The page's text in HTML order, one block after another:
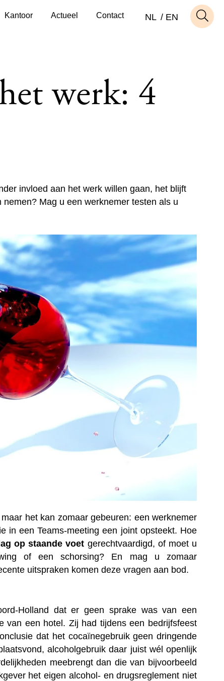
NL EN
Kantoor Actueel Contact
werk: 4
invloed aan het werk willen gaan, het blijft
Mag u een werknemer testen als u
het kan zomaar gebeuren: een werknemer
in een Teams-meeting een joint opsteekt. Hoe
op staande voet gerechtvaardigd, of moet u
of een schorsing? En mag u zomaar
uitspraken komen deze vragen aan bod.
Holland dat er geen sprake was van een
van een hotel. Zij had tijdens een bedrijfsfeest
dat het cocaïnegebruik geen dringende
alcoholgebruik daar juist wél openlijk
meebrengt dan die van bijvoorbeeld
het eigen alcohol- en drugsreglement niet